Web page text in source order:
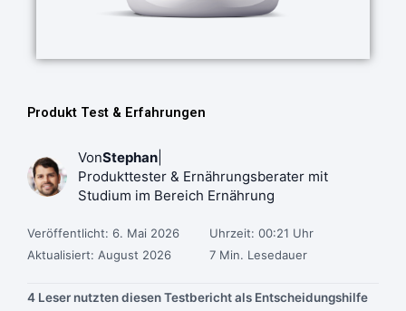
Produkt Test & Erfahrungen
VonStephan
Produkttester & Ernährungsberater mit
Studium im Bereich Ernährung
Veröffentlicht: 6. Mai 2026
Uhrzeit: 00:21 Uhr
Aktualisiert: August 2026
7 Min. Lesedauer
4 Leser nutzten diesen Testbericht als Entscheidungshilfe